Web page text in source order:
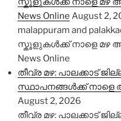
News Online August 2,
malappuram and
സ്കൂളുകൾക്ക് നാളെ മഴ
News Online
തീവ്ര മഴ: പാലക്കാട്
സ്ഥാപനങ്ങൾക്ക് നാളെ
August 2, 2026
തീവ്ര മഴ: പാലക്കാട്